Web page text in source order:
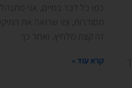
כמו כל דבר בחיים, אני
מסודרות, ומי שרואה את
זה קצת מלחיץ, ואחר כך
קרא עוד »